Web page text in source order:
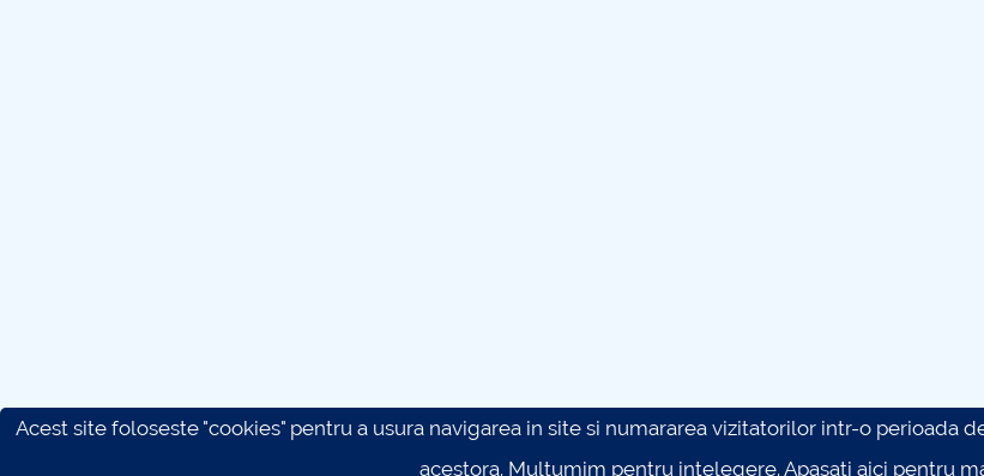
Acest site foloseste "cookies" pentru a usura navigarea in site si numararea vizitatorilor intr-o perioada
acestora. Multumim pentru intelegere.Apasati aici pentru